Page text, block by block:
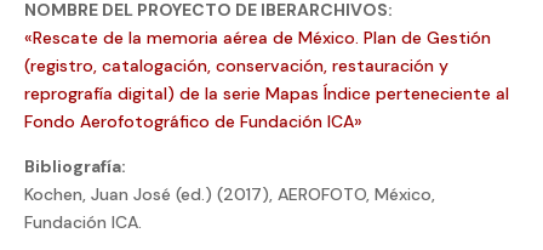
NOMBRE DEL PROYECTO DE IBERARCHIVOS:
«Rescate de la memoria aérea de México. Plan de Gestión
(registro, catalogación, conservación, restauración y
reprografía digital) de la serie Mapas Índice perteneciente al
Fondo Aerofotográfico de Fundación ICA»
Bibliografía:
Kochen, Juan José (ed.) (2017), AEROFOTO, México,
Fundación ICA.